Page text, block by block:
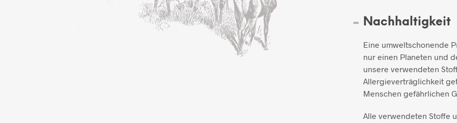
Nachhaltigkeit
Eine umweltschonende
nur einen Planeten und
unsere verwendeten
Allergieverträglichkeit
Menschen gefährlichen
Alle verwendeten Stoffe